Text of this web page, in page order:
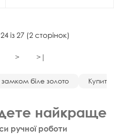
із 27 (2 сторінок)
> >|
біле золото
найкраще
ручної роботи